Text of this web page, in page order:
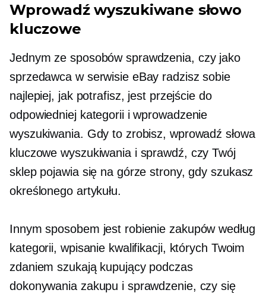
Wprowadź wyszukiwane słowo
kluczowe
Jednym ze sposobów sprawdzenia, czy jako
sprzedawca w serwisie eBay radzisz sobie
najlepiej, jak potrafisz, jest przejście do
odpowiedniej kategorii i wprowadzenie
wyszukiwania. Gdy to zrobisz, wprowadź słowa
kluczowe wyszukiwania i sprawdź, czy Twój
sklep pojawia się na górze strony, gdy szukasz
określonego artykułu.
Innym sposobem jest robienie zakupów według
kategorii, wpisanie kwalifikacji, których Twoim
zdaniem szukają kupujący podczas
dokonywania zakupu i sprawdzenie, czy się